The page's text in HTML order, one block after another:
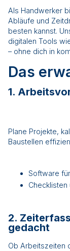
Als Handwerker
Abläufe und
besten kannst.
digitalen Tools
– ohne dich in
Das
1.
Plane Projekte,
Baustellen
Software
2.
gedacht
Ob Arbeitszeiten